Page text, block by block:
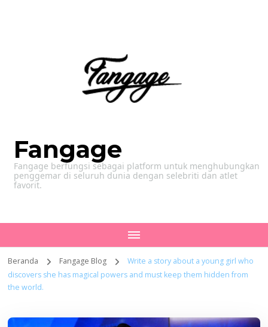
Fangage
Fangage berfungsi sebagai platform untuk menghubungkan
penggemar di seluruh dunia dengan selebriti dan atlet
favorit.
Beranda Fangage Blog
Write a story about a young girl who
discovers she has magical powers and must keep them hidden from
the world.